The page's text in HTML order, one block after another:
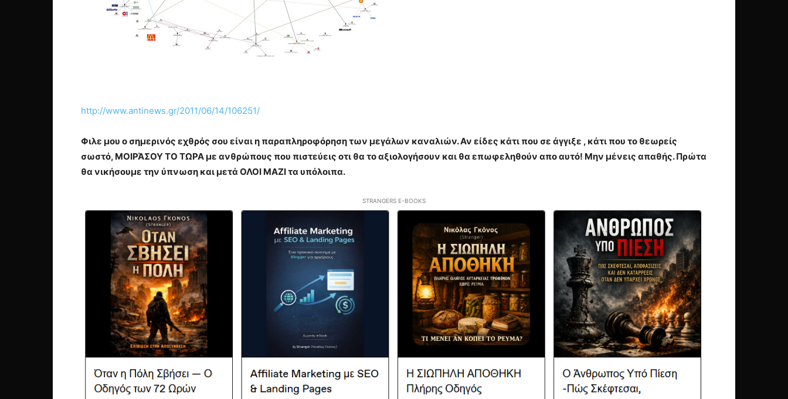
http://www.antinews.gr/2011/06/14/106251/
Φιλε μου ο σημερινός εχθρός σου είναι η παραπληροφόρηση των μεγάλων καναλιών. Αν είδες κάτι που σε άγγιξε , κάτι που το θεωρείς
σωστό, ΜΟΙΡΆΣΟΥ ΤΟ ΤΩΡΑ με ανθρώπους που πιστεύεις οτι θα το αξιολογήσουν και θα επωφεληθούν απο αυτό! Μην μένεις απαθής. Πρώτα
θα νικήσουμε την ύπνωση και μετά ΟΛΟΙ ΜΑΖΙ τα υπόλοιπα.
STRANGERS E-BOOKS